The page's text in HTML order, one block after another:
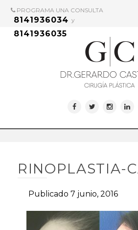
PROGRAMA UNA CONSULTA
8141936034 y
8141936035
RINOPLASTIA-
Publicado 7 junio, 2016